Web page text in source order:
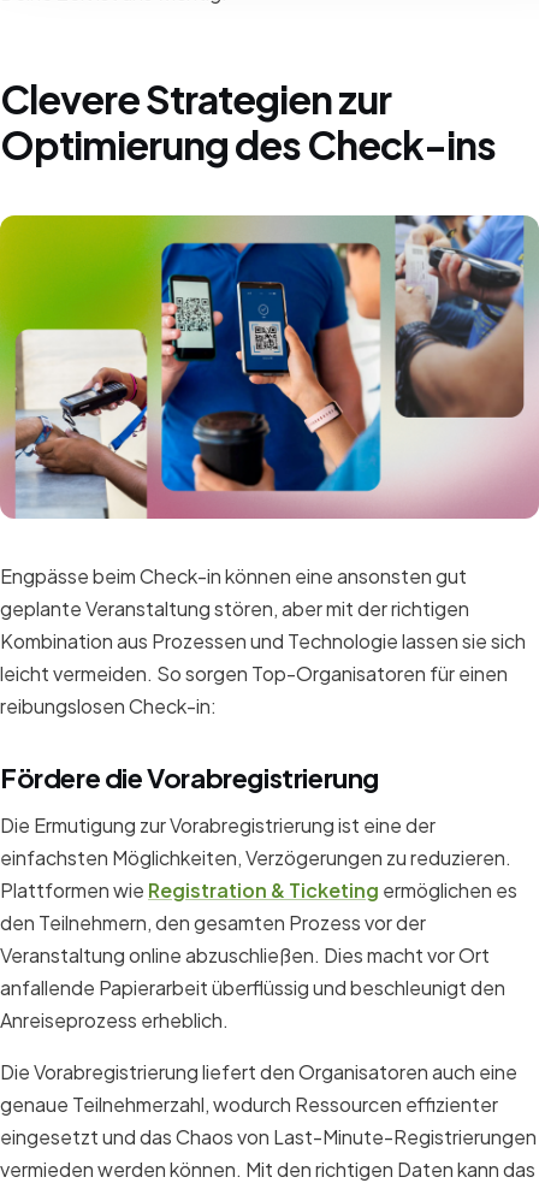
Clevere Strategien zur
Optimierung des Check-ins
Engpässe beim Check-in können eine ansonsten gut
geplante Veranstaltung stören, aber mit der richtigen
Kombination aus Prozessen und Technologie lassen sie sich
leicht vermeiden. So sorgen Top-Organisatoren für einen
reibungslosen Check-in:
Fördere die Vorabregistrierung
Die Ermutigung zur Vorabregistrierung ist eine der
einfachsten Möglichkeiten, Verzögerungen zu reduzieren.
Plattformen wie Registration & Ticketing ermöglichen es
den Teilnehmern, den gesamten Prozess vor der
Veranstaltung online abzuschließen. Dies macht vor Ort
anfallende Papierarbeit überflüssig und beschleunigt den
Anreiseprozess erheblich.
Die Vorabregistrierung liefert den Organisatoren auch eine
genaue Teilnehmerzahl, wodurch Ressourcen effizienter
eingesetzt und das Chaos von Last-Minute-Registrierungen
vermieden werden können. Mit den richtigen Daten kann das